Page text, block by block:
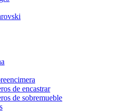
de encastrar
de sobremueble